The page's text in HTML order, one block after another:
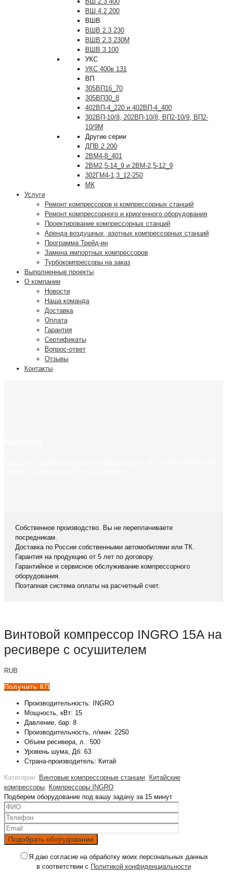
ВШ 4.2 200
ВШВ
ВШВ 2.3 230
ВШВ 2.3 230М
ВШВ 3 100
УКС
УКС 400в 131
ВП
305ВП16_70
305ВП30_8
402ВП-4_220 и 402ВП-4_400
302ВП-10/8, 202ВП-10/8, ВП2-10/9, ВП2-
10/9М
Другие серии
ДПВ 2 200
2ВМ4-8_401
2ВМ2,5-14_9 и 2ВМ-2,5-12_9
302ГМ4-1,3_12-250
МК
Услуги
Ремонт компрессоров и компрессорных станций
Ремонт компрессорного и криогенного оборудования
Проектирование компрессорных станций
Аренда воздушных, азотных компрессорных станций
Программа Трейд-ин
Замена импортных компрессоров
Турбокомпрессоры на заказ
Выполненные проекты
О компании
Новости
Наша команда
Доставка
Оплата
Гарантия
Сертификаты
Вопрос-ответ
Отзывы
Контакты
Собственное производство. Вы не переплачиваете
посредникам.
Доставка по России собственными автомобилями или ТК.
Гарантия на продукцию от 5 лет по договору.
Гарантийное и сервисное обслуживание компрессорного
оборудования.
Поэтапная система оплаты на расчетный счет.
Винтовой компрессор INGRO 15A на
ресивере с осушителем
RUB
Получить КП
Производительность: INGRO
Мощность, кВт: 15
Давление, бар: 8
Производительность, л/мин: 2250
Объем ресивера, л.: 500
Уровень шума, Дб: 63
Страна-производитель: Китай
Категории: Винтовые компрессорные станции Китайские
компрессоры Компрессоры INGRO
Подберем оборудование под вашу задачу за 15 минут
Я даю согласие на обработку моих персональных данных
в соответствии с Политикой конфиденциальности